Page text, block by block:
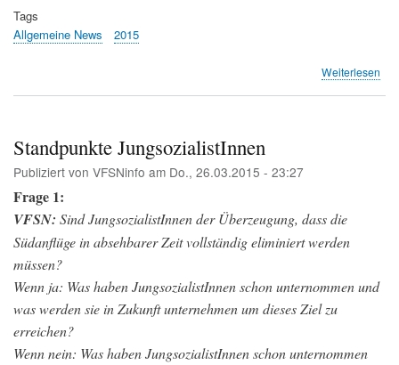
Tags
Allgemeine News
2015
Weiterlesen
Standpunkte JungsozialistInnen
Publiziert von VFSNinfo am Do., 26.03.2015 - 23:27
Frage 1:
VFSN: Sind JungsozialistInnen der Überzeugung, dass die
Südanflüge in absehbarer Zeit vollständig eliminiert werden
müssen?
Wenn ja: Was haben JungsozialistInnen schon unternommen und
was werden sie in Zukunft unternehmen um dieses Ziel zu
erreichen?
Wenn nein: Was haben JungsozialistInnen schon unternommen